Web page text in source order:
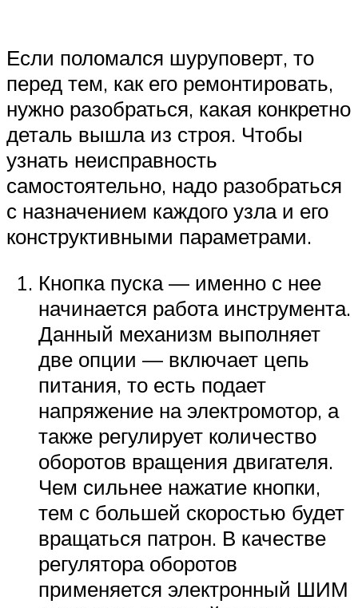
Если поломался шуруповерт, то
перед тем, как его ремонтировать,
нужно разобраться, какая конкретно
деталь вышла из строя. Чтобы
узнать неисправность
самостоятельно, надо разобраться
с назначением каждого узла и его
конструктивными параметрами.
Кнопка пуска — именно с нее
начинается работа инструмента.
Данный механизм выполняет
две опции — включает цепь
питания, то есть подает
напряжение на электромотор, а
также регулирует количество
оборотов вращения двигателя.
Чем сильнее нажатие кнопки,
тем с большей скоростью будет
вращаться патрон. В качестве
регулятора оборотов
применяется электронный ШИМ